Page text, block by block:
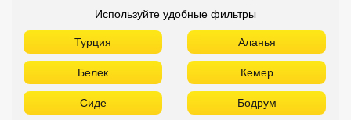
Используйте удобные фильтры
Турция Аланья
Белек Кемер
Сиде Бодрум